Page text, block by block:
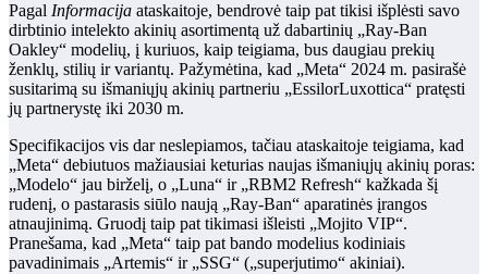
Pagal Informacija ataskaitoje, bendrovė taip pat tikisi išplėsti savo
dirbtinio intelekto akinių asortimentą už dabartinių „Ray-Ban
Oakley“ modelių, į kuriuos, kaip teigiama, bus daugiau prekių
ženklų, stilių ir variantų. Pažymėtina, kad „Meta“ 2024 m. pasirašė
susitarimą su išmaniųjų akinių partneriu „EssilorLuxottica“ pratęsti
jų partnerystę iki 2030 m.
Specifikacijos vis dar neslepiamos, tačiau ataskaitoje teigiama, kad
„Meta“ debiutuos mažiausiai keturias naujas išmaniųjų akinių poras:
„Modelo“ jau birželį, o „Luna“ ir „RBM2 Refresh“ kažkada šį
rudenį, o pastarasis siūlo naują „Ray-Ban“ aparatinės įrangos
atnaujinimą. Gruodį taip pat tikimasi išleisti „Mojito VIP“.
Pranešama, kad „Meta“ taip pat bando modelius kodiniais
pavadinimais „Artemis“ ir „SSG“ („superjutimo“ akiniai).